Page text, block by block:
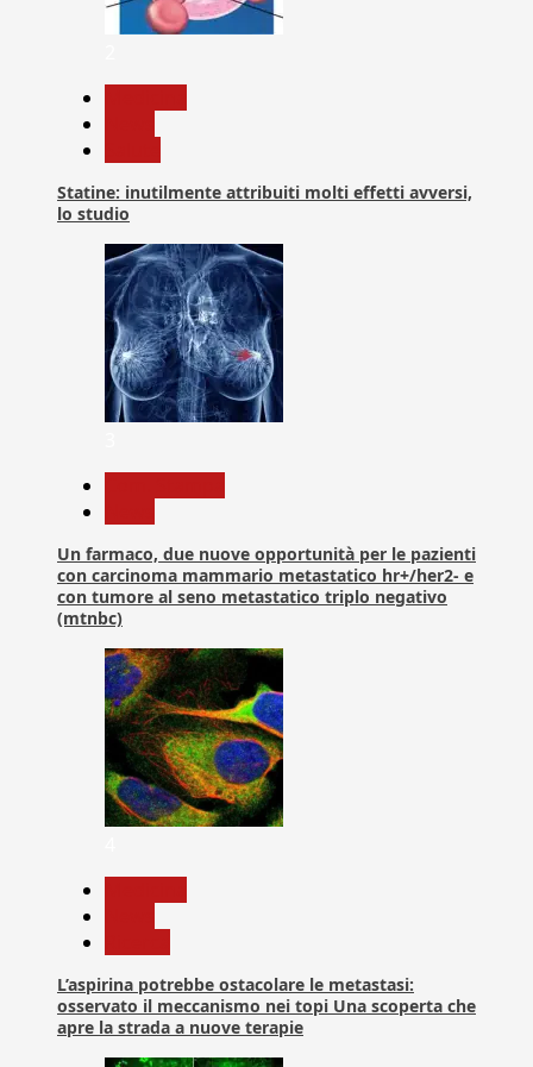
Statine: inutilmente attribuiti molti effetti avversi,
lo studio
Un farmaco, due nuove opportunità per le pazienti
con carcinoma mammario metastatico hr+/her2- e
con tumore al seno metastatico triplo negativo
(mtnbc)
L’aspirina potrebbe ostacolare le metastasi:
osservato il meccanismo nei topi Una scoperta che
apre la strada a nuove terapie